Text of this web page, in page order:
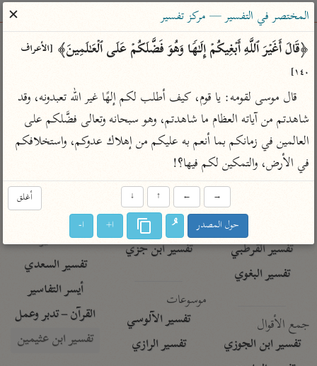
ساهم معنا في نشر القرآن والعلم الشرعي
الباحث القرآني
علوم
Type 2 or more characters for results.
Type 1 or more
characters for results.
أمّهات
تفسير ابن كثير
تفسير القرطبي
تفسير البغوي
جمع الأقوال
تفسير ابن الجوزي
عامّة
فتح البيان للقنوجي
فتح القدير للشوكاني
تفسير ابن جزي
موسوعات
تفسير الآلوسي
تفسير الرازي
معاصرة
المختصر في
التفسير
تفسير السعدي
أيسر التفاسير
القرآن – تدبر وعمل
تفسير ابن عثيمين
المختصر في التفسير — مركز تفسير
✕
﴿قَالَ أَغَیۡرَ ٱللَّهِ أَبۡغِیكُمۡ إِلَـٰهࣰا وَهُوَ فَضَّلَكُمۡ عَلَى ٱلۡعَـٰلَمِینَ﴾
١٤٠]
في الأرض، والتمكين لكم فيها؟!
أغلق →
←
↑
↓
حول المصدر ا+ ا-